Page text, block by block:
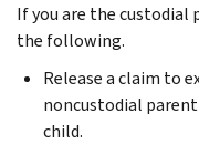
If you are the custodial
the following.
Release a claim to
noncustodial
child.